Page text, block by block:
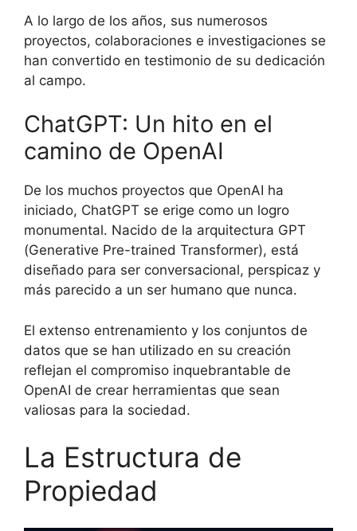
A lo largo de los años, sus numerosos
proyectos, colaboraciones e investigaciones se
han convertido en testimonio de su dedicación
al campo.
ChatGPT: Un hito en el
camino de OpenAI
De los muchos proyectos que OpenAI ha
iniciado, ChatGPT se erige como un logro
monumental. Nacido de la arquitectura GPT
(Generative Pre-trained Transformer), está
diseñado para ser conversacional, perspicaz y
más parecido a un ser humano que nunca.
El extenso entrenamiento y los conjuntos de
datos que se han utilizado en su creación
reflejan el compromiso inquebrantable de
OpenAI de crear herramientas que sean
valiosas para la sociedad.
La Estructura de
Propiedad